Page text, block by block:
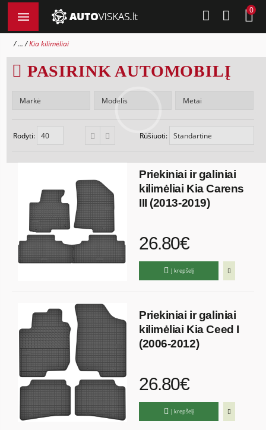
0
... Kia kilimėliai
PASIRINK AUTOMOBILĮ
Rūšiuoti:
Rodyti:
Priekiniai ir galiniai
kilimėliai Kia Carens
III (2013-2019)
26.80€
Į krepšelį
Priekiniai ir galiniai
kilimėliai Kia Ceed I
(2006-2012)
26.80€
Į krepšelį